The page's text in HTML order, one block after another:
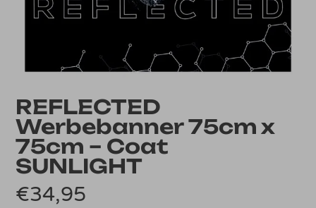
REFLECTED
Werbebanner 75cm x
75cm – Coat
SUNLIGHT
€34,95